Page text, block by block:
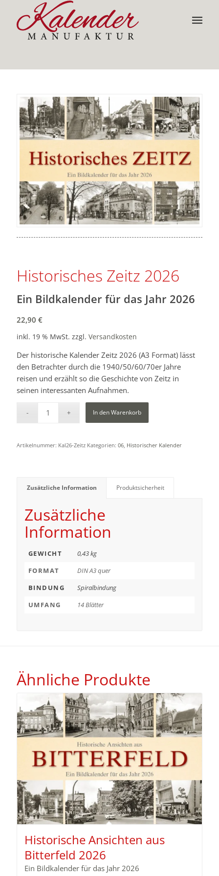
Historisches Zeitz 2026
Ein Bildkalender für das Jahr 2026
22,90 €
inkl. 19 % MwSt. zzgl. Versandkosten
Der historische Kalender Zeitz 2026 (A3 Format) lässt
den Betrachter durch die 1940/50/60/70er Jahre
reisen und erzählt so die Geschichte von Zeitz in
seinen interessanten Aufnahmen.
In den Warenkorb
Artikelnummer: Kal26-Zeitz Kategorien: 06, Historischer Kalender
Zusätzliche Information Produktsicherheit
Zusätzliche
Information
GEWICHT
0,43 kg
FORMAT
DIN A3 quer
BINDUNG
Spiralbindung
UMFANG
14 Blätter
Ähnliche Produkte
Historische Ansichten aus
Bitterfeld 2026
Ein Bildkalender für das Jahr 2026